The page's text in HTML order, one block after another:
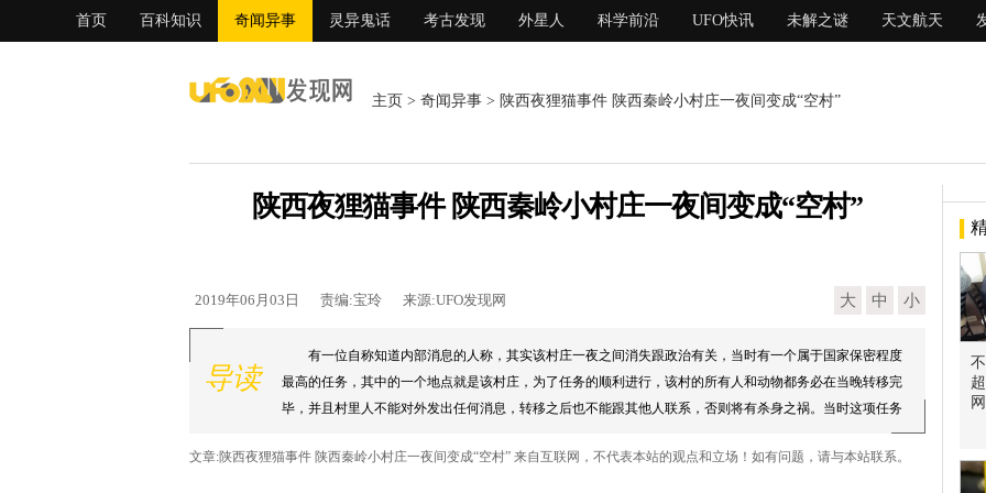
首页 百科知识 奇闻异事 灵异鬼话 考古发现 外星人 科学前沿 UFO快讯 未解之谜 天文航天
主页 > 奇闻异事 > 陕西夜狸猫事件 陕西秦岭小村庄一夜间变成“空村”
陕西夜狸猫事件 陕西秦岭小村庄一夜间变成“空村”
2019年06月03日 责编:宝玲 来源:UFO发现网 大 中 小
导读
有一位自称知道内部消息的人称，其实该村庄一夜之间消失跟政治有关，当时有一个属于国家保密程度
最高的任务，其中的一个地点就是该村庄，为了任务的顺利进行，该村的所有人和动物都务必在当晚转移完
毕，并且村里人不能对外发出任何消息，转移之后也不能跟其他人联系，否则将有杀身之祸。当时这项任务
文章:陕西夜狸猫事件 陕西秦岭小村庄一夜间变成“空村” 来自互联网，不代表本站的观点和立场！如有问题，请与本站联系。